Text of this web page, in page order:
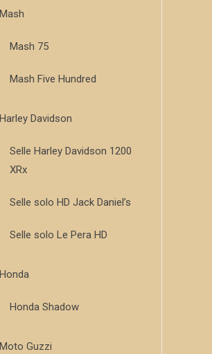
Mash
Mash 75
Mash Five Hundred
Harley Davidson
Selle Harley Davidson 1200
XRx
Selle solo HD Jack Daniel’s
Selle solo Le Pera HD
Honda
Honda Shadow
Moto Guzzi